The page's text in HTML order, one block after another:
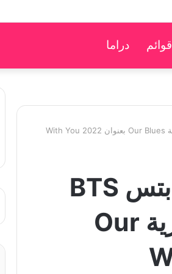
قوائم دراما
إصدار أغنية أوستOST لعضو بتس BTS
جيمين Jimin في الدراما الكورية Our